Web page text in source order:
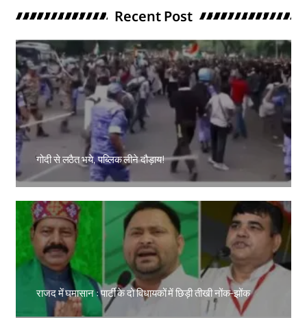
Recent Post
गोदी से लठैत भये, पब्लिक लीने दौड़ाय!
Amit Lekh
राजद में घमासान : पार्टी के दो विधायकों में छिड़ी तीखी नोंक-झोंक
Amit Lekh